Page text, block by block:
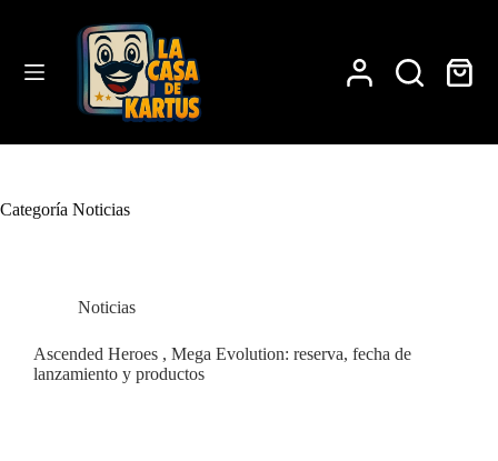
Carro
Categoría Noticias
Noticias
Ascended Heroes , Mega Evolution: reserva, fecha de
lanzamiento y productos